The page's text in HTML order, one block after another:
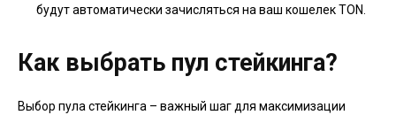
будут автоматически зачисляться на ваш кошелек TON.
Как выбрать пул стейкинга?
Выбор пула стейкинга – важный шаг для максимизации